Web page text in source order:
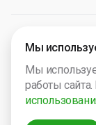
© 2026 OOO
№ 2025665571.
ИНН 2632124692
Мы
Мы
работы